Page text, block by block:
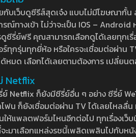
กับเว็บดูซีรีส์สุดเจ๋ง แบบไม่มีโฆษณากั้
ณ์ทางเข้า ไม่ว่าจะเป็น IOS –
ซีรี่ย์ฟรี คุณสามารถเลือกดูได้เลยทุกเ
ทุกรุ่นทุกยี่ห้อ หรือใครจะเชื่อมต่อผ่าน
หมด เลือกได้เลยตามต้องการ เปลี่ยน
Netflix
Netflix ก็ยังมีซีรี่ย์อื่น ๆ อย่าง ซีรี่ย์
ฟน ก็ยังเชื่อมต่อผ่าน TV ได้เลยไหลลื่
ให้แพลตฟอร์มไหนอีกต่อไป ทุกเรื่องเว็
ะมาเลือกแหล่งรชนี้เพลิดเพลินไปกับห